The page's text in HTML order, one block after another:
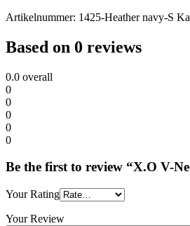
Artikelnummer: 1425-Heather navy-S
Based on 0 reviews
0.0 overall
0
0
0
0
0
Be the first to review “X.O V-
Your Rating
Your Review